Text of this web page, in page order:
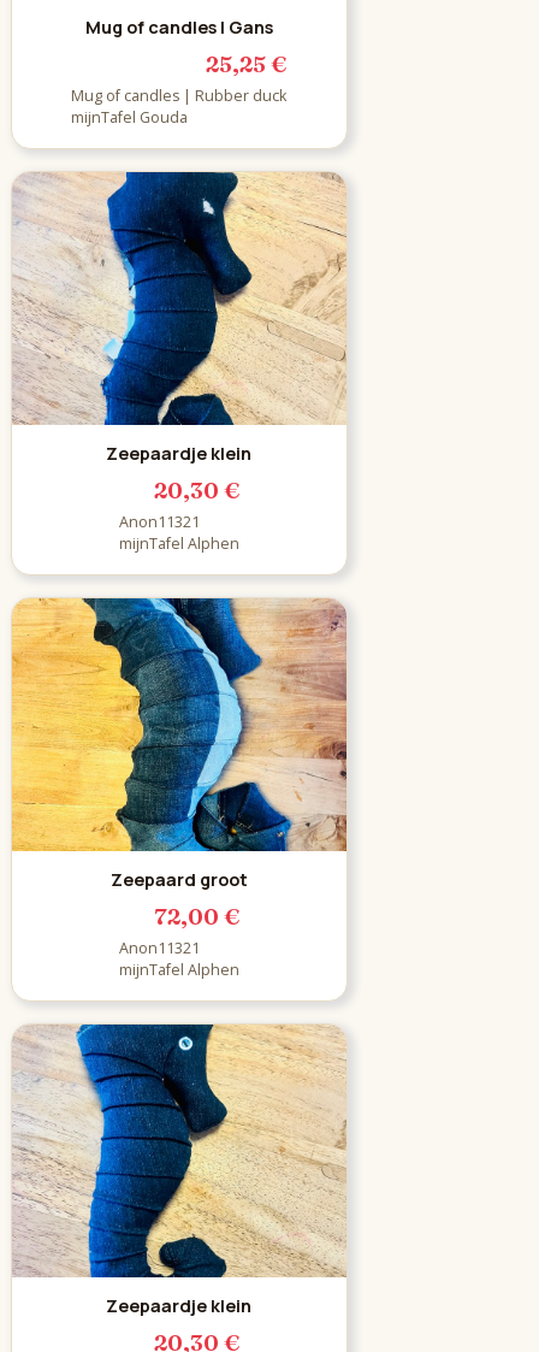
Mug of candles | Gans
25,25 €
Mug of candles | Rubber duck
mijnTafel Gouda
Zeepaardje klein
20,30 €
Anon11321
mijnTafel Alphen
Zeepaard groot
72,00 €
Anon11321
mijnTafel Alphen
Zeepaardje klein
20,30 €